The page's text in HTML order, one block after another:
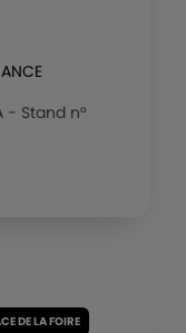
- Stand n°
DE LA FOIRE